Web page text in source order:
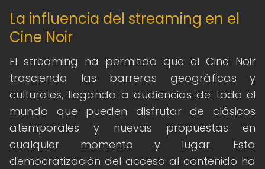
La influencia del streaming en el
Cine Noir
El streaming ha permitido que el Cine Noir
trascienda las barreras geográficas y
culturales, llegando a audiencias de todo el
mundo que pueden disfrutar de clásicos
atemporales y nuevas propuestas en
cualquier momento y lugar. Esta
democratización del acceso al contenido ha